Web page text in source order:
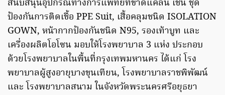
สนับสนุนอุปกรณ์ทางการแพทย์ที่ขาดแคลน เช่น ชุด
ป้องกันการติดเชื้อ PPE Suit, เสื้อคลุมชนิด ISOLATION
GOWN, หน้ากากป้องกันชนิด N95, รองเท้าบูท และ
เครื่องผลิตโอโซน มอบให้โรงพยาบาล 3 แห่ง ประกอบ
ด้วยโรงพยาบาลในพื้นที่กรุงเทพมหานคร ได้แก่ โรง
พยาบาลผู้สูงอายุบางขุนเทียน, โรงพยาบาลราชพิพัฒน์
และ โรงพยาบาลสนาม ในจังหวัดพระนครศรีอยุธยา